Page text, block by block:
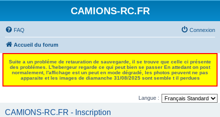
CAMIONS-RC.FR
FAQ Connexion
Accueil du forum
Suite a un probléme de retauration de sauvegarde, il se trouve que celle ci présente
des problémes. L'hebergeur regarde ce qui peut bien se passer En attedant on post
normalement, l'affichage est un peut en mode dégradé, les photos peuvent ne pas
apparaite et les images de diamanche 31/08/2025 sont semble t il perdues
Langue :
CAMIONS-RC.FR - Inscription